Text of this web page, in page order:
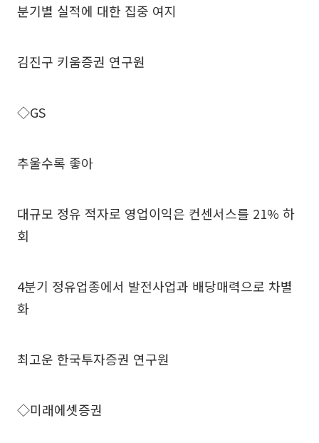
분기별 실적에 대한 집중 여지
김진구 키움증권 연구원
◇GS
추울수록 좋아
대규모 정유 적자로 영업이익은 컨센서스를 21% 하
회
4분기 정유업종에서 발전사업과 배당매력으로 차별
화
최고운 한국투자증권 연구원
◇미래에셋증권